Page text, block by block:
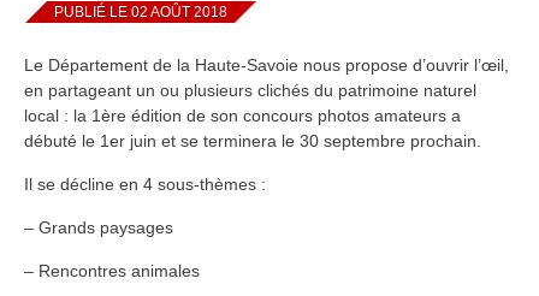
PUBLIÉ LE 02 AOÛT 2018
Le Département de la Haute-Savoie nous propose d’ouvrir l’œil,
en partageant un ou plusieurs clichés du patrimoine naturel
local : la 1ère édition de son concours photos amateurs a
débuté le 1er juin et se terminera le 30 septembre prochain.
Il se décline en 4 sous-thèmes :
– Grands paysages
– Rencontres animales